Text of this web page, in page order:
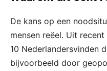
De kans op een
mensen reëel. Uit
10 Nederlandersvinden
bijvoorbeeld door